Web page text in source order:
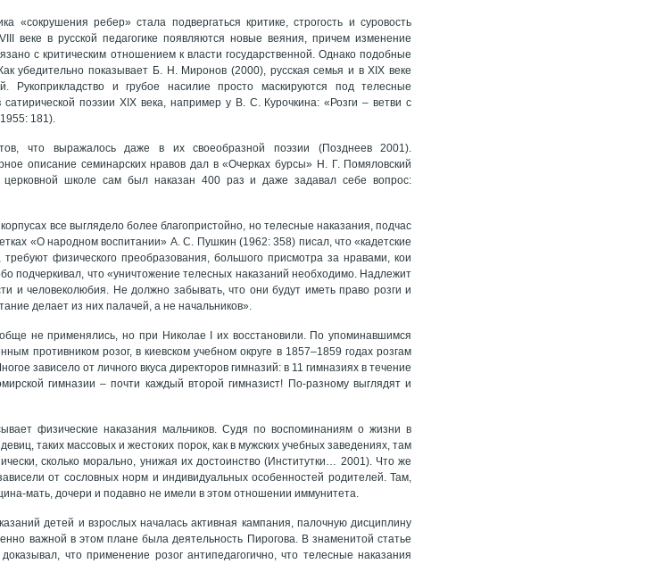
«сокрушения ребер» стала подвергаться критике, строгость и суровость
веке в русской педагогике появляются новые веяния, причем изменение
с критическим отношением к власти государственной. Однако подобные
убедительно показывает Б. Н. Миронов (2000), русская семья и в ХIХ веке
Рукоприкладство и грубое насилие просто маскируются под телесные
поэзии ХIХ века, например у В. С. Курочкина: «Розги – ветви с
181).
что выражалось даже в их своеобразной поэзии (Позднеев 2001).
описание семинарских нравов дал в «Очерках бурсы» Н. Г. Помяловский
школе сам был наказан 400 раз и даже задавал себе вопрос:
все выглядело более благопристойно, но телесные наказания, подчас
«О народном воспитании» А. С. Пушкин (1962: 358) писал, что «кадетские
физического преобразования, большого присмотра за нравами, кои
подчеркивал, что «уничтожение телесных наказаний необходимо. Надлежит
и человеколюбия. Не должно забывать, что они будут иметь право розги и
делает из них палачей, а не начальников».
не применялись, но при Николае I их восстановили. По упоминавшимся
противником розог, в киевском учебном округе в 1857–1859 годах розгам
зависело от личного вкуса директоров гимназий: в 11 гимназиях в течение
гимназии – почти каждый второй гимназист! По-разному выглядят и
физические наказания мальчиков. Судя по воспоминаниям о жизни в
таких массовых и жестоких порок, как в мужских учебных заведениях, там
сколько морально, унижая их достоинство (Институтки… 2001). Что же
от сословных норм и индивидуальных особенностей родителей. Там,
мать, дочери и подавно не имели в этом отношении иммунитета.
детей и взрослых началась активная кампания, палочную дисциплину
важной в этом плане была деятельность Пирогова. В знаменитой статье
что применение розог антипедагогично, что телесные наказания